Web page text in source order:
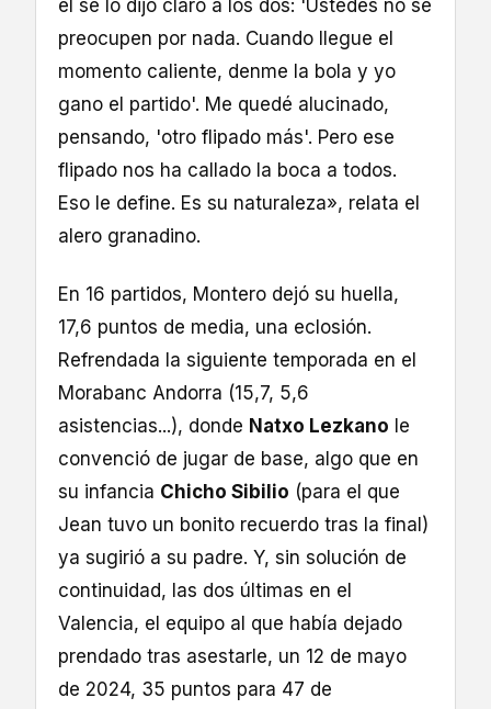
él se lo dijo claro a los dos: 'Ustedes no se
preocupen por nada. Cuando llegue el
momento caliente, denme la bola y yo
gano el partido'. Me quedé alucinado,
pensando, 'otro flipado más'. Pero ese
flipado nos ha callado la boca a todos.
Eso le define. Es su naturaleza», relata el
alero granadino.
En 16 partidos, Montero dejó su huella,
17,6 puntos de media, una eclosión.
Refrendada la siguiente temporada en el
Morabanc Andorra (15,7, 5,6
asistencias...), donde Natxo Lezkano le
convenció de jugar de base, algo que en
su infancia Chicho Sibilio (para el que
Jean tuvo un bonito recuerdo tras la final)
ya sugirió a su padre. Y, sin solución de
continuidad, las dos últimas en el
Valencia, el equipo al que había dejado
prendado tras asestarle, un 12 de mayo
de 2024, 35 puntos para 47 de